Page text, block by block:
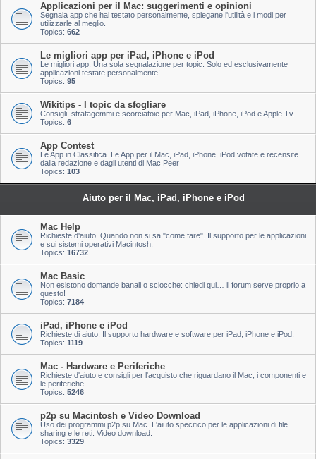
Applicazioni per il Mac: suggerimenti e opinioni
Segnala app che hai testato personalmente, spiegane l'utilità e i modi per
utilizzarle al meglio.
Topics: 662
Le migliori app per iPad, iPhone e iPod
Le migliori app. Una sola segnalazione per topic. Solo ed esclusivamente
applicazioni testate personalmente!
Topics: 95
Wikitips - I topic da sfogliare
Consigli, stratagemmi e scorciatoie per Mac, iPad, iPhone, iPod e Apple Tv.
Topics: 6
App Contest
Le App in Classifica. Le App per il Mac, iPad, iPhone, iPod votate e recensite
dalla redazione e dagli utenti di Mac Peer
Topics: 103
Aiuto per il Mac, iPad, iPhone e iPod
Mac Help
Richieste d'aiuto. Quando non si sa "come fare". Il supporto per le applicazioni
e sui sistemi operativi Macintosh.
Topics: 16732
Mac Basic
Non esistono domande banali o sciocche: chiedi qui… il forum serve proprio a
questo!
Topics: 7184
iPad, iPhone e iPod
Richieste di aiuto. Il supporto hardware e software per iPad, iPhone e iPod.
Topics: 1119
Mac - Hardware e Periferiche
Richieste d'aiuto e consigli per l'acquisto che riguardano il Mac, i componenti e
le periferiche.
Topics: 5246
p2p su Macintosh e Video Download
Uso dei programmi p2p su Mac. L'aiuto specifico per le applicazioni di file
sharing e le reti. Video download.
Topics: 3329